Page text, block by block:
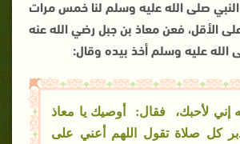
صلى الله عليه وسلم لنا خمس مرات
الأقل، فعن معاذ بن جبل رضي الله عنه
الله عليه وسلم أخذ بيده وقال:
إني لأحبك، فقال: أوصيك يا معاذ
كل صلاة تقول اللهم أعني على